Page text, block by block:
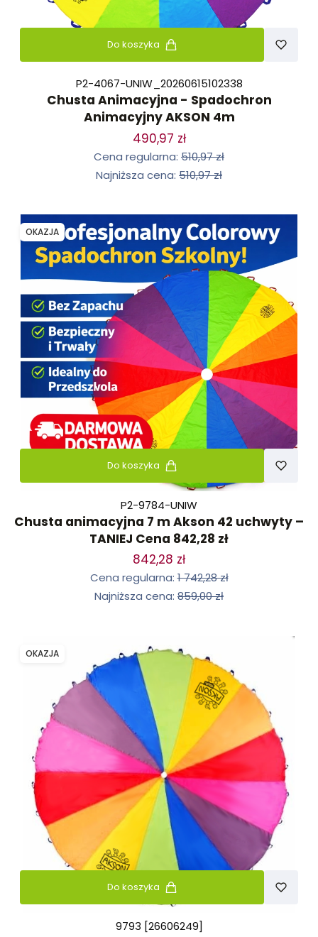
Do koszyka
P2-4067-UNIW_20260615102338
Chusta Animacyjna - Spadochron
Animacyjny AKSON 4m
490,97 zł
Cena regularna: 510,97 zł
Najniższa cena: 510,97 zł
OKAZJA
Do koszyka
P2-9784-UNIW
Chusta animacyjna 7 m Akson 42 uchwyty –
TANIEJ Cena 842,28 zł
842,28 zł
Cena regularna: 1 742,28 zł
Najniższa cena: 859,00 zł
OKAZJA
Do koszyka
9793 [26606249]